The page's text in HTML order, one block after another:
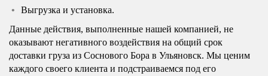
Выгрузка и установка.
Данные действия, выполненные нашей компанией, не
оказывают негативного воздействия на общий срок
доставки груза из Соснового Бора в Ульяновск. Мы ценим
каждого своего клиента и подстраиваемся под его